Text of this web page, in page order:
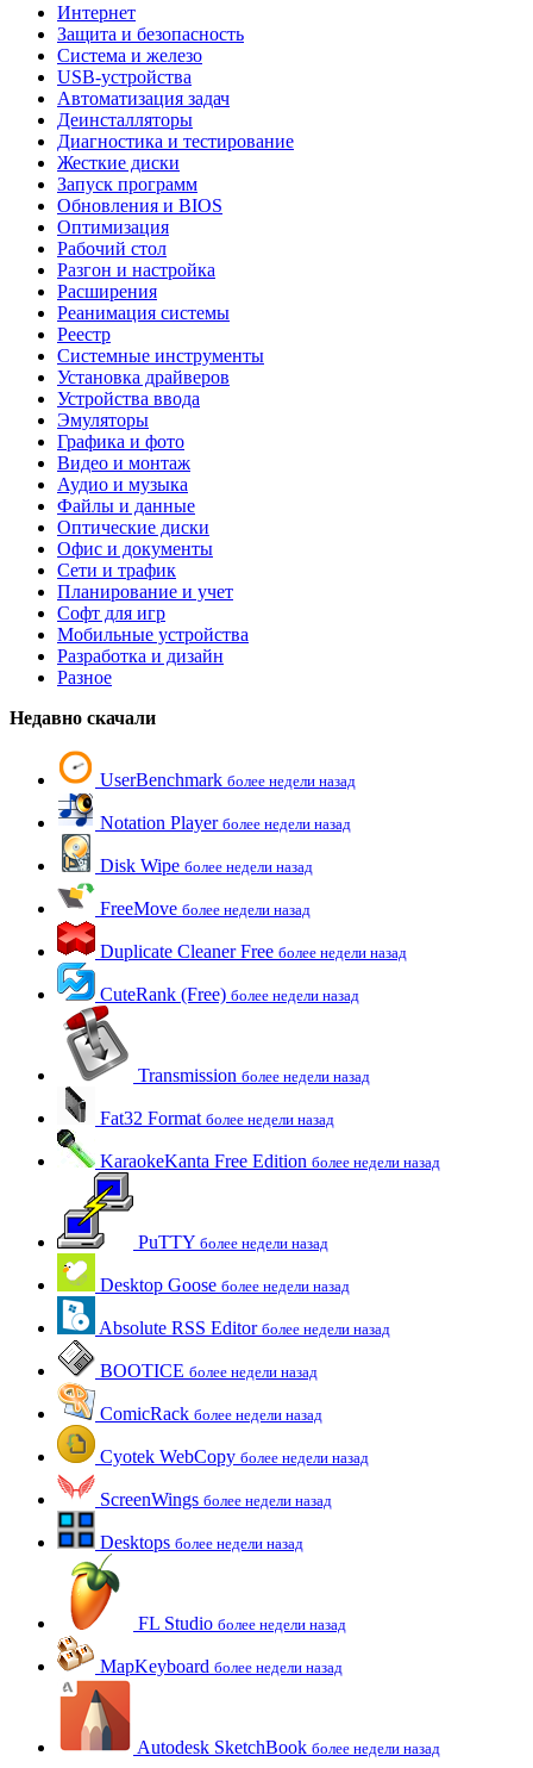
Интернет
Защита и безопасность
Система и железо
USB-устройства
Автоматизация задач
Деинсталляторы
Диагностика и тестирование
Жесткие диски
Запуск программ
Обновления и BIOS
Оптимизация
Рабочий стол
Разгон и настройка
Расширения
Реанимация системы
Реестр
Системные инструменты
Установка драйверов
Устройства ввода
Эмуляторы
Графика и фото
Видео и монтаж
Аудио и музыка
Файлы и данные
Оптические диски
Офис и документы
Сети и трафик
Планирование и учет
Софт для игр
Мобильные устройства
Разработка и дизайн
Разное
Недавно скачали
UserBenchmark более недели назад
Notation Player более недели назад
Disk Wipe более недели назад
FreeMove более недели назад
Duplicate Cleaner Free более недели назад
CuteRank (Free) более недели назад
Transmission более недели назад
Fat32 Format более недели назад
KaraokeKanta Free Edition более недели назад
PuTTY более недели назад
Desktop Goose более недели назад
Absolute RSS Editor более недели назад
BOOTICE более недели назад
ComicRack более недели назад
Cyotek WebCopy более недели назад
ScreenWings более недели назад
Desktops более недели назад
FL Studio более недели назад
MapKeyboard более недели назад
Autodesk SketchBook более недели назад